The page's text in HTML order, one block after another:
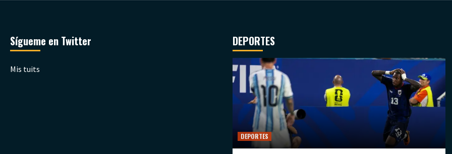
Sígueme en Twitter
Mis tuits
DEPORTES
DEPORTES